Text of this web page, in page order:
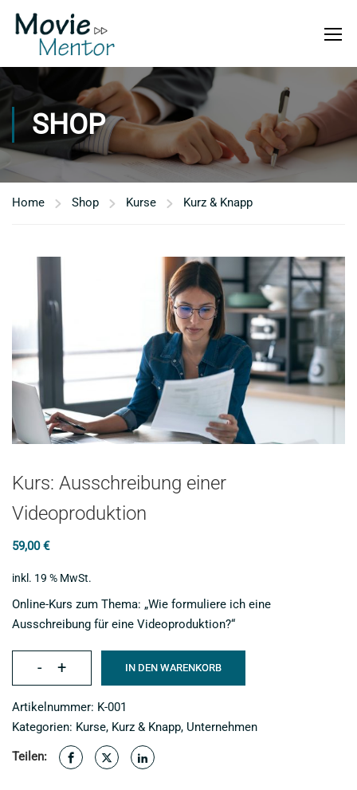
SHOP
Home Shop Kurse Kurz & Knapp
Kurs: Ausschreibung einer
Videoproduktion
59,00€
inkl. 19 % MwSt.
Online-Kurs zum Thema: „Wie formuliere ich eine
Ausschreibung für eine Videoproduktion?“
-
Kurs:
Videoproduktion
Menge
+ IN DEN WARENKORB
Artikelnummer: K-001
Kategorien: Kurse, Kurz & Knapp, Unternehmen
Teilen: